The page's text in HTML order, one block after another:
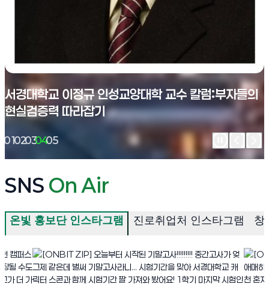
서경대학교 이정규 인성교양대학 교수 칼럼:부자들의
현실검증력 따라잡기
0102030405
SNS On Air
온빛 홍보단 인스타그램 진로취업처 인스타그램 창
(새 창 열림) (새 창